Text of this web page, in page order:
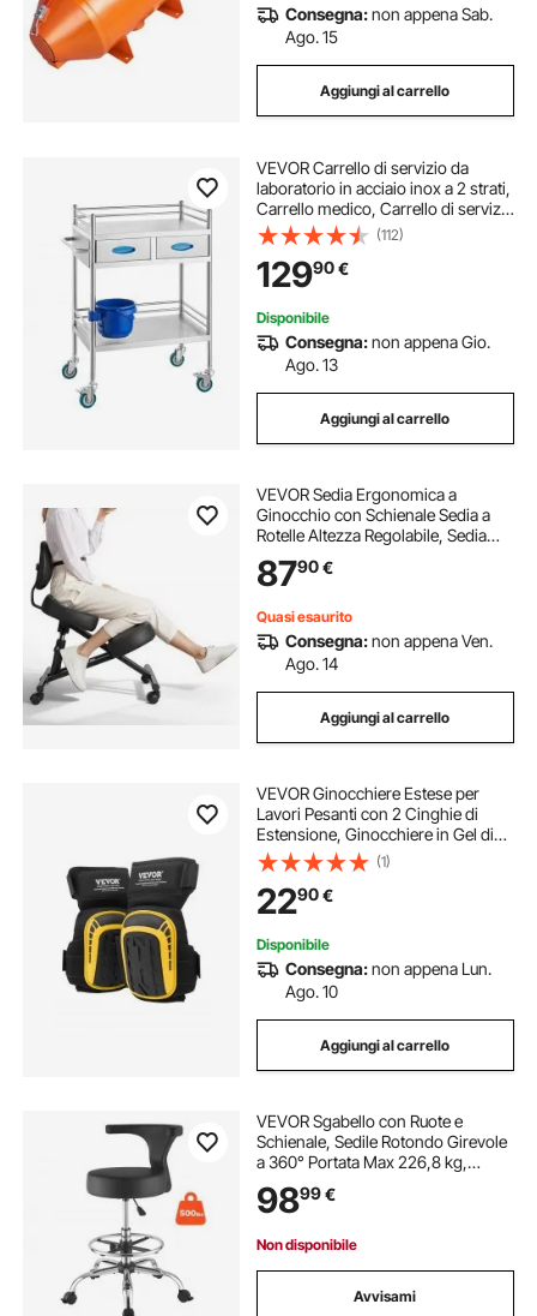
Consegna:non appena Sab.
Ago. 15
Aggiungi al carrello
VEVOR Carrello di servizio da
laboratorio in acciaio inox a 2 strati,
Carrello medico, Carrello di servizio
dentale con ruote bloccabili e
secchio, per laboratorio, ospedale,
uso dentale
(112)
12990€
Disponibile
Consegna:non appena Gio.
Ago. 13
Aggiungi al carrello
VEVOR Sedia Ergonomica a
Ginocchio con Schienale Sedia a
Rotelle Altezza Regolabile, Sedia
Inginocchiata per Scrivania Postura
Comoda da Ufficio, Sgabello
120 kg
8790€
Quasi esaurito
Consegna:non appena Ven.
Ago. 14
Aggiungi al carrello
VEVOR Ginocchiere Estese per
Lavori Pesanti con 2 Cinghie di
Estensione, Ginocchiere in Gel di
Schiuma Antiscivolo, per Uomini e
Donne, per Giardinaggio,
Pavimenti, Coperture e Pulizia,
Giallo e Nero
(1)
2290€
Disponibile
Consegna:non appena Lun.
Ago. 10
Aggiungi al carrello
VEVOR Sgabello con Ruote e
Schienale, Sedile Rotondo Girevole
a 360° Portata Max 226,8 kg,
Altezza Regolabile, Ergonomico
Imbottito in Similpelle PU, Colore
Estetici
9899€
Non disponibile
Avvisami